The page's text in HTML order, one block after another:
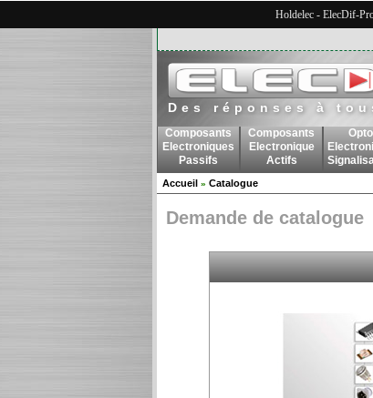
Holdelec - ElecDif-
Des réponses à
Composants
Electroniques
Passifs
Composants
Electronique
Actifs
Opto
Accueil » Catalogue
Demande de catalogue